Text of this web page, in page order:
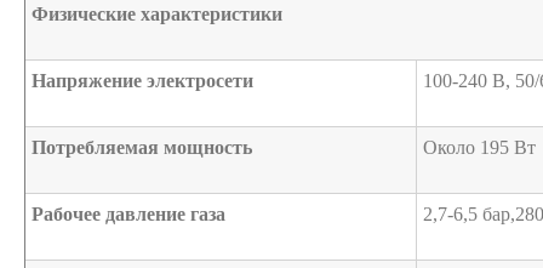
Физические характеристики
Напряжение электросети 100-240 В,
Потребляемая мощность Около 195 Вт
Рабочее давление газа 2,7-6,5